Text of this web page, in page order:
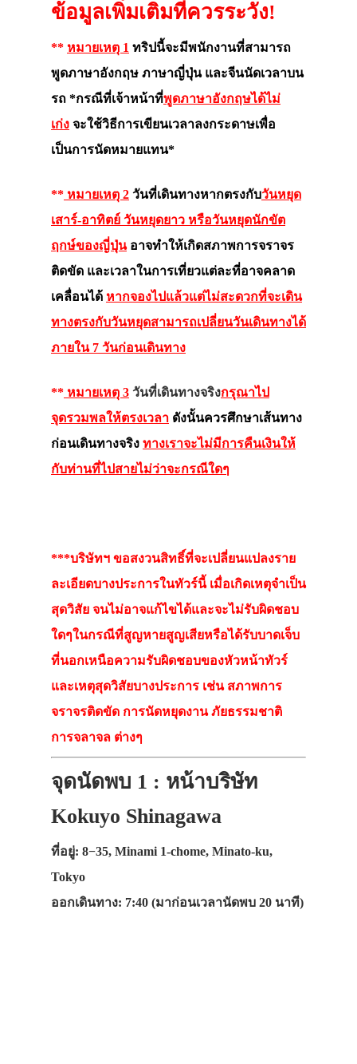
ข้อมูลเพิ่มเติมที่ควรระวัง!
** หมายเหตุ 1 ทริปนี้จะมีพนักงานที่สามารถ
พูดภาษาอังกฤษ ภาษาญี่ปุ่น และจีนนัดเวลาบน
รถ *กรณีที่เจ้าหน้าที่พูดภาษาอังกฤษได้ไม่
เก่ง จะใช้วิธีการเขียนเวลาลงกระดาษเพื่อ
เป็นการนัดหมายแทน*
** หมายเหตุ 2 วันที่เดินทางหากตรงกับวันหยุด
เสาร์-อาทิตย์ วันหยุดยาว หรือวันหยุดนักขัต
ฤกษ์ของญี่ปุ่น อาจทำให้เกิดสภาพการจราจร
ติดขัด และเวลาในการเที่ยวแต่ละที่อาจคลาด
เคลื่อนได้ หากจองไปแล้วแต่ไม่สะดวกที่จะเดิน
ทางตรงกับวันหยุดสามารถเปลี่ยนวันเดินทางได้
ภายใน 7 วันก่อนเดินทาง
** หมายเหตุ 3 วันที่เดินทางจริงกรุณาไป
จุดรวมพลให้ตรงเวลา ดังนั้นควรศึกษาเส้นทาง
ก่อนเดินทางจริง ทางเราจะไม่มีการคืนเงินให้
กับท่านที่ไปสายไม่ว่าจะกรณีใดๆ
***บริษัทฯ ขอสงวนสิทธิ์ที่จะเปลี่ยนแปลงราย
ละเอียดบางประการในทัวร์นี้ เมื่อเกิดเหตุจำเป็น
สุดวิสัย จนไม่อาจแก้ไขได้และจะไม่รับผิดชอบ
ใดๆในกรณีที่สูญหายสูญเสียหรือได้รับบาดเจ็บ
ที่นอกเหนือความรับผิดชอบของหัวหน้าทัวร์
และเหตุสุดวิสัยบางประการ เช่น สภาพการ
จราจรติดขัด การนัดหยุดงาน ภัยธรรมชาติ
การจลาจล ต่างๆ
จุดนัดพบ 1 : หน้าบริษัท
Kokuyo Shinagawa
ที่อยู่: 8−35, Minami 1-chome, Minato-ku,
Tokyo
ออกเดินทาง: 7:40 (มาก่อนเวลานัดพบ 20 นาที)